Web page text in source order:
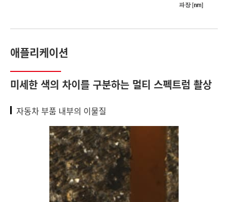
애플리케이션
미세한 색의 차이를 구분하는 멀티 스펙트럼 촬상
자동차 부품 내부의 이물질